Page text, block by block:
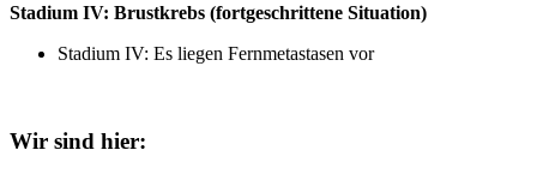
Stadium IV: Brustkrebs (fortgeschrittene Situation)
Stadium IV: Es liegen Fernmetastasen vor
Wir sind hier: